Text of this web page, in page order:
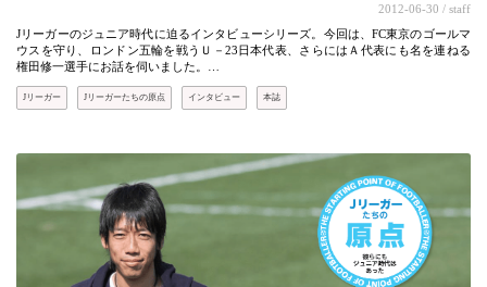
2012-06-30 / staff
Jリーガーのジュニア時代に迫るインタビューシリーズ。今回は、FC東京のゴールマ
ウスを守り、ロンドン五輪を戦うＵ－23日本代表、さらにはＡ代表にも名を連ねる
権田修一選手にお話を伺いました。…
Jリーガー Jリーガーたちの原点 インタビュー 本誌